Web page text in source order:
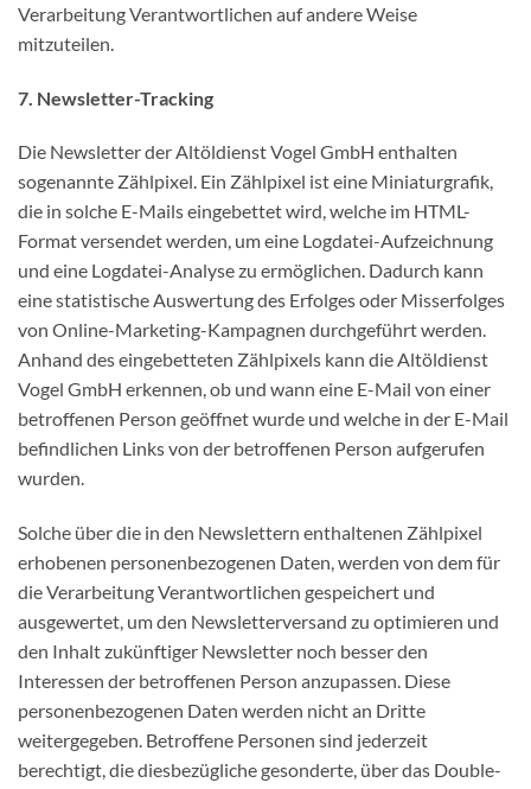
Verarbeitung Verantwortlichen auf andere Weise
mitzuteilen.
7. Newsletter-Tracking
Die Newsletter der Altöldienst Vogel GmbH enthalten
sogenannte Zählpixel. Ein Zählpixel ist eine Miniaturgrafik,
die in solche E-Mails eingebettet wird, welche im HTML-
Format versendet werden, um eine Logdatei-Aufzeichnung
und eine Logdatei-Analyse zu ermöglichen. Dadurch kann
eine statistische Auswertung des Erfolges oder Misserfolges
von Online-Marketing-Kampagnen durchgeführt werden.
Anhand des eingebetteten Zählpixels kann die Altöldienst
Vogel GmbH erkennen, ob und wann eine E-Mail von einer
betroffenen Person geöffnet wurde und welche in der E-Mail
befindlichen Links von der betroffenen Person aufgerufen
wurden.
Solche über die in den Newslettern enthaltenen Zählpixel
erhobenen personenbezogenen Daten, werden von dem für
die Verarbeitung Verantwortlichen gespeichert und
ausgewertet, um den Newsletterversand zu optimieren und
den Inhalt zukünftiger Newsletter noch besser den
Interessen der betroffenen Person anzupassen. Diese
personenbezogenen Daten werden nicht an Dritte
weitergegeben. Betroffene Personen sind jederzeit
berechtigt, die diesbezügliche gesonderte, über das Double-